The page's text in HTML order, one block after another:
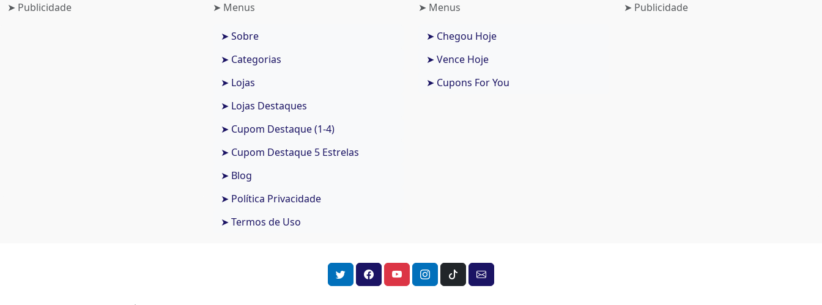
➤ Publicidade ➤ Menus
➤ Sobre
➤ Categorias
➤ Lojas
➤ Lojas Destaques
➤ Cupom Destaque (1-4)
➤ Cupom Destaque 5 Estrelas
➤ Blog
➤ Política Privacidade
➤ Termos de Uso
➤ Menus
➤ Chegou Hoje
➤ Vence Hoje
➤ Cupons For You
➤ Publicidade